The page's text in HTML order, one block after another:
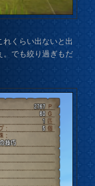
くらい出ないと出
。でも絞り過ぎもだ